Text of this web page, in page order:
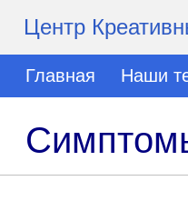
Центр
Главная Наши